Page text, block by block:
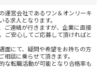
運営会社であるワン＆オンリーキ
求人となります。
ご連絡が行きますが、企業に直接
ご安心してご応募して頂ければと
面にて、疑問や希望をお持ちの方
談に乗らせて頂きます。
な転職活動が可能となり合格率も